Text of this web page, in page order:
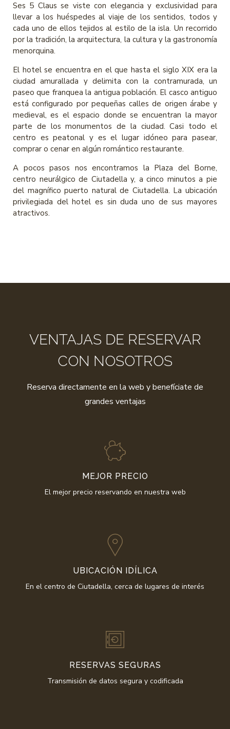
Ses 5 Claus se viste con elegancia y exclusividad para
llevar a los huéspedes al viaje de los sentidos, todos y
cada uno de ellos tejidos al estilo de la isla. Un recorrido
por la tradición, la arquitectura, la cultura y la gastronomía
menorquina.
El hotel se encuentra en el que hasta el siglo XIX era la
ciudad amurallada y delimita con la contramurada, un
paseo que franquea la antigua población. El casco antiguo
está configurado por pequeñas calles de origen árabe y
medieval, es el espacio donde se encuentran la mayor
parte de los monumentos de la ciudad. Casi todo el
centro es peatonal y es el lugar idóneo para pasear,
comprar o cenar en algún romántico restaurante.
A pocos pasos nos encontramos la Plaza del Borne,
centro neurálgico de Ciutadella y, a cinco minutos a pie
del magnífico puerto natural de Ciutadella. La ubicación
privilegiada del hotel es sin duda uno de sus mayores
atractivos.
VENTAJAS DE RESERVAR
CON NOSOTROS
Reserva directamente en la web y benefíciate de
grandes ventajas
MEJOR PRECIO
El mejor precio reservando en nuestra web
UBICACIÓN
IDÍLICA
En el centro de Ciutadella, cerca de lugares de interés
RESERVAS SEGURAS
Transmisión de datos segura y codificada